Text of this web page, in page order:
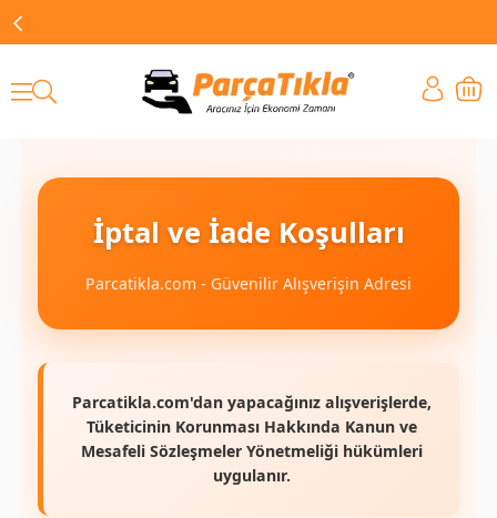
İptal ve İade Koşulları
Parcatikla.com - Güvenilir Alışverişin Adresi
Parcatikla.com'dan yapacağınız alışverişlerde,
Tüketicinin Korunması Hakkında Kanun ve
Mesafeli Sözleşmeler Yönetmeliği hükümleri
uygulanır.